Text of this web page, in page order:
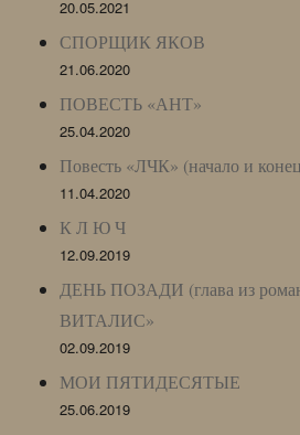
20.05.2021
СПОРЩИК ЯКОВ
21.06.2020
ПОВЕСТЬ «АНТ»
25.04.2020
Повесть «ЛЧК» (начало и
11.04.2020
К Л Ю Ч
12.09.2019
ДЕНЬ ПОЗАДИ (глава из
ВИТАЛИС»
02.09.2019
МОИ ПЯТИДЕСЯТЫЕ
25.06.2019